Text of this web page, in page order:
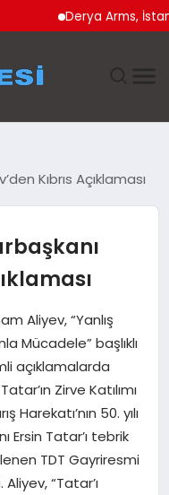
Derya Arms, İstanbul
Kıbrıs Açıklaması
Aliyev, “Yanlış
Mücadele” başlıklı
açıklamalarda
Zirve Katılımı
Harekatı’nın 50. yılı
Ersin Tatar’ı tebrik
TDT Gayriresmi
“Tatar’ı